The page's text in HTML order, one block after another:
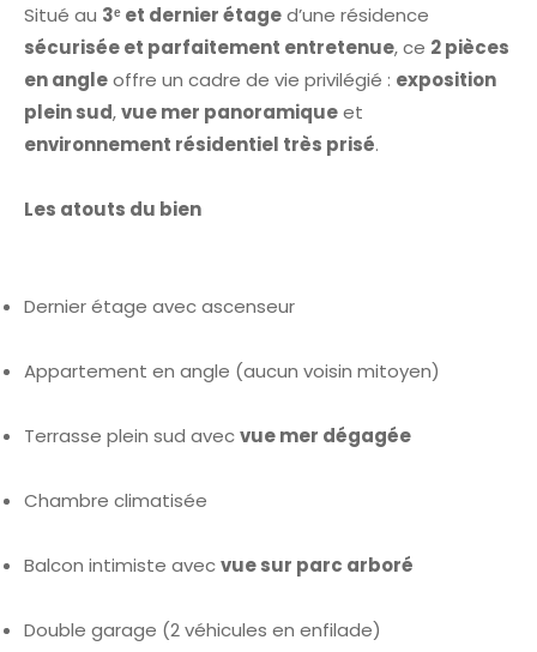
Situé au 3ᵉ et dernier étaged’une résidence
sécurisée et parfaitement entretenue, ce 2 pièces
en angleoffre un cadre de vie privilégié : exposition
plein sud,vue mer panoramiqueet
environnement résidentiel très prisé.
Les atouts du bien
Dernier étage avec ascenseur
Appartement en angle (aucun voisin mitoyen)
Terrasse plein sud avecvue mer dégagée
Chambre climatisée
Balcon intimiste avecvue sur parc arboré
Double garage (2 véhicules en enfilade)